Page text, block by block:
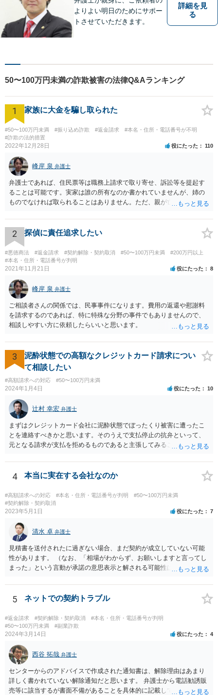
よりよい明日のためにサポー
トさせていただきます。
詳細を見
る
50〜100万円未満の詐欺被害の法律Q&Aランキング
1 家族に大金を騙し取られた
#50〜100万円未満 #振り込め詐欺 #返金請求
#本名・住所・電話番号が不明
#詐欺の法的措置
2022年12月28日 役にたった 110
峰岸 泉 弁護士
弁護士であれば、住民票等は職務上請求で取り寄せ、訴訟等を提起す
ることは可能です。実家は誰の所有なのか書かれていませんが、姉の
ものでなければ取られることはありません。ただ、親が亡くなって相
いでしょう。
2 探偵に責任追求したい
#悪徳商法 #返金請求 #契約解除・契約取消 #50〜100万円未満
#200万円以上
#本名・住所・電話番号が判明
2021年11月21日 役にたった 8
峰岸 泉 弁護士
ご相談者さんの関係では、民事事件になります。費用の返還や慰謝料
を請求するのであれば、特に特殊な分野の事件でもありませんので、
相談しやすい方に依頼したらいいと思います。
3
泥酔状態での高額なクレジットカード請求につい
て相談したい
#高額請求への対応 #50〜100万円未満
2024年1月4日 役にたった 10
辻村 幸宏 弁護士
まずはクレジットカード会社に泥酔状態でぼったくり被害に遭ったこ
とを連絡すべきかと思います。そのうえで支払停止の抗弁といって、
元となる請求が支払を拒めるものであると主張してみることになるか
かなかシビアかもしれません。 https://zenso.or.jp/wp-content/uploads/
JACAS173%e5%88%a4%e4%be%8b%e7%b4%b9%e4%bb%8b.pdf
4 本当に実在する会社なのか
#高額請求への対応 #本名・住所・電話番号が判明
#50〜100万円未満
#契約解除・契約取消
2023年5月1日 役にたった 7
清水 卓 弁護士
見積書を送付されたに過ぎない場合、まだ契約が成立していない可能
性があります。 （なお、「相場がわからず、お願いしますと言ってし
まった」という言動が承諾の意思表示と解される可能性はあります
る余地があるかもしれません）。 いずれにしても、相手会社の実在
等に不安を感じるのであれば、相手方とのやりとりを一旦保留とし
て、見積書等の相手方の表示（名称、代表者名、住所等）を手がかり
に、法務局で商業•法人登記の登記事項証明書の入手を試みてみる方法
も考えられます（相手の会社が実在する会社なのか、やりとりしてい
る相手が代表権限を有しているのか等について、登記登録の有無や登
録内容を確かめることができます）。 【参考】法務局サイト https://w
ww.moj.go.jp/MINJI/houjintouki.html
5 ネットでの契約トラブル
#返金請求 #契約解除・契約取消
#本名・住所・電話番号が判明
#50〜100万円未満
#副業詐欺
2024年3月14日 役にたった 4
西谷 拓哉 弁護士
センターからのアドバイスで作成された通知書は、解除理由はあまり
詳しく書かれていない解除通知だと思います。 弁護士から電話勧誘販
売等に該当するが書面不備があることを具体的に記載して返金を求め